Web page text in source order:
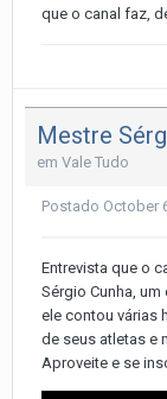
que o canal faz,
em Vale Tudo
Postado October
Entrevista que o
Sérgio Cunha,
ele contou várias
de seus atletas e
Aproveite e se